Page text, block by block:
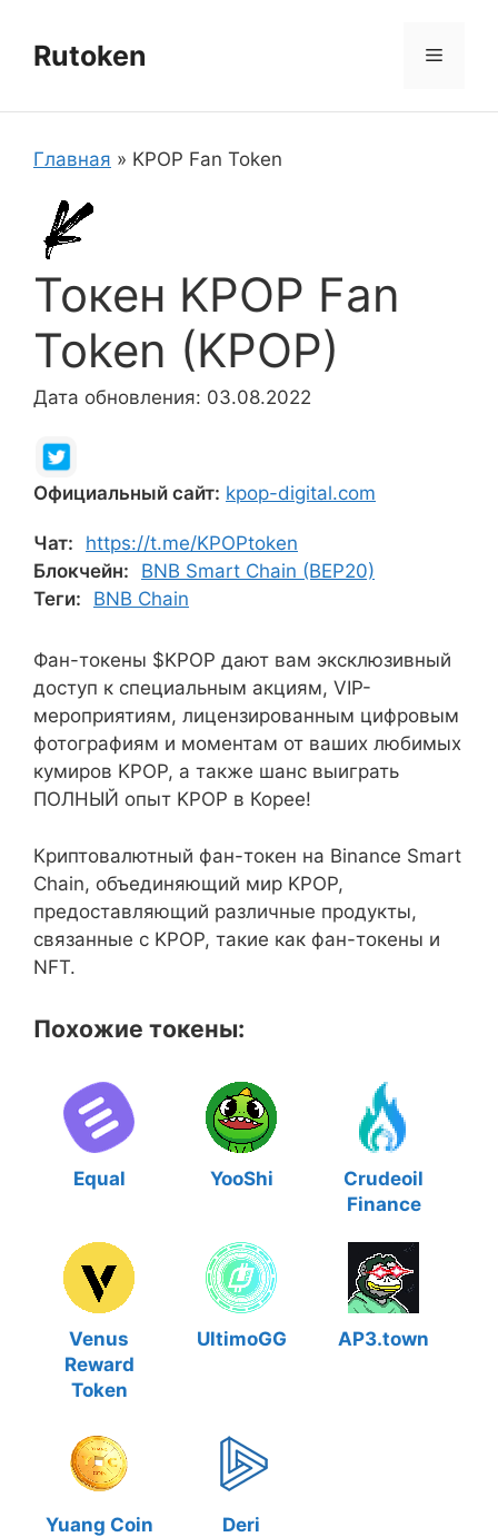
содержимому
Rutoken Меню
Главная » KPOP Fan Token
Токен KPOP Fan
Token (KPOP)
Дата обновления: 03.08.2022
Официальный сайт: kpop-digital.com
Чат:
https://t.me/KPOPtoken
Блокчейн:
BNB Smart Chain (BEP20)
Теги:
BNB Chain
Фан-токены $KPOP дают вам эксклюзивный
доступ к специальным акциям, VIP-
мероприятиям, лицензированным цифровым
фотографиям и моментам от ваших любимых
кумиров KPOP, а также шанс выиграть
ПОЛНЫЙ опыт KPOP в Корее!
Криптовалютный фан-токен на Binance Smart
Chain, объединяющий мир KPOP,
предоставляющий различные продукты,
связанные с KPOP, такие как фан-токены и
NFT.
Похожие токены:
Equal YooShi
Crudeoil
Finance
Venus
Reward
Token
UltimoGG AP3.town
Yuang Coin
Deri